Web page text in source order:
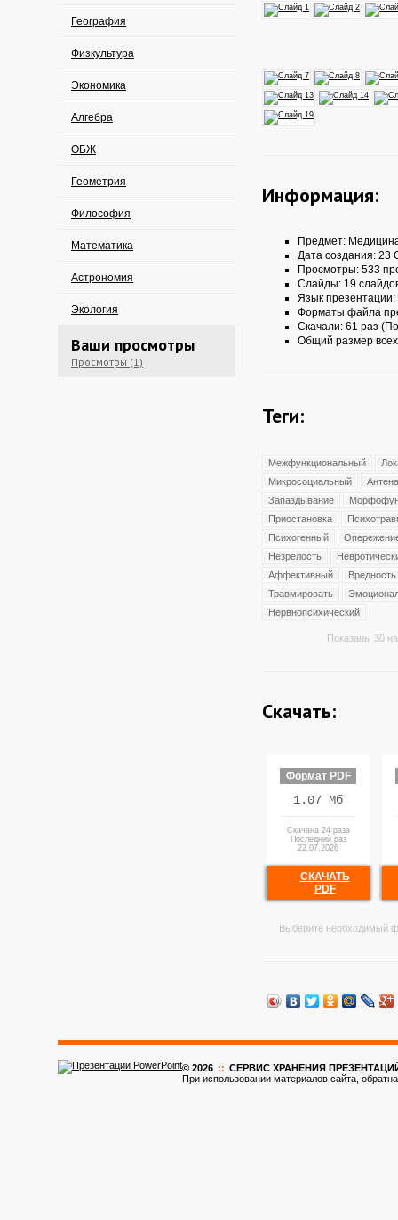
География
Физкультура
Экономика
Алгебра
ОБЖ
Геометрия
Философия
Математика
Астрономия
Экология
Ваши просмотры
Просмотры (1)
Информация:
Предмет:
Дата создания: 23
Просмотры: 533
Слайды: 19
Язык презентации:
Форматы файла
Скачали: 61 раз
Общий размер
Теги:
Межфункциональный
Микросоциальный
Запаздывание
Приостановка
Психогенный
Незрелость
Аффективный
Вредность
Травмировать
Нервнопсихический
Показаны 30
Скачать:
Формат PDF
1.07 Мб
Скачана 24 раза
Последний раз
22.07.2026
СКАЧАТЬ
PDF
Выберите необходимый
© 2026 :: CЕРВИС ХРАНЕНИЯ ПРЕЗЕНТАЦИЙ
При использовании материалов сайта,